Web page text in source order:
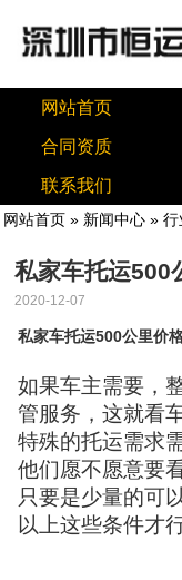
网站首页
合同资质
联系我们
网站首页 » 新闻中心 » 行
私家车托运500
2020-12-07
私家车托运500公里价
如果车主需要，
管服务，这就看
特殊的托运需求
他们愿不愿意要
只要是少量的可
以上这些条件才